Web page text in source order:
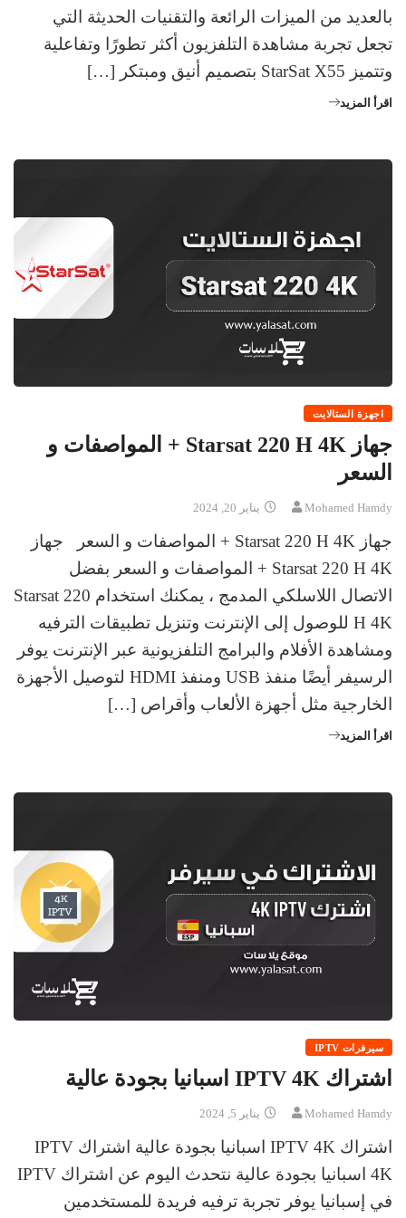
بالعديد من الميزات الرائعة والتقنيات الحديثة التي
تجعل تجربة مشاهدة التلفزيون أكثر تطورًا وتفاعلية
وتتميز StarSat X55 بتصميم أنيق ومبتكر […]
اقرأ المزيد
اجهزة الستالايت
جهاز Starsat 220 H 4K + المواصفات و
السعر
Mohamed Hamdy يناير 20, 2024
جهاز Starsat 220 H 4K + المواصفات و السعر جهاز
Starsat 220 H 4K + المواصفات و السعر بفضل
الاتصال اللاسلكي المدمج ، يمكنك استخدام Starsat 220
H 4K للوصول إلى الإنترنت وتنزيل تطبيقات الترفيه
ومشاهدة الأفلام والبرامج التلفزيونية عبر الإنترنت يوفر
الرسيفر أيضًا منفذ USB ومنفذ HDMI لتوصيل الأجهزة
الخارجية مثل أجهزة الألعاب وأقراص […]
اقرأ المزيد
سيرفرات IPTV
اشتراك IPTV 4K اسبانيا بجودة عالية
Mohamed Hamdy يناير 5, 2024
اشتراك IPTV 4K اسبانيا بجودة عالية اشتراك IPTV
4K اسبانيا بجودة عالية نتحدث اليوم عن اشتراك IPTV
في إسبانيا يوفر تجربة ترفيه فريدة للمستخدمين